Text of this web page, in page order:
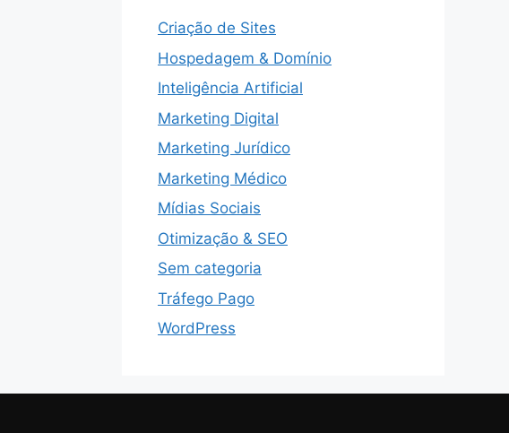
Criação de Sites
Hospedagem & Domínio
Inteligência Artificial
Marketing Digital
Marketing Jurídico
Marketing Médico
Mídias Sociais
Otimização & SEO
Sem categoria
Tráfego Pago
WordPress